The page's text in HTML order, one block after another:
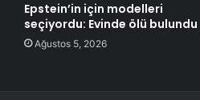
Epstein’in için modelleri
seçiyordu: Evinde ölü bulundu
Ağustos 5, 2026